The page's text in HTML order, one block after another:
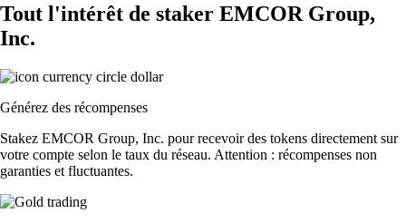
Tout l'intérêt de staker EMCOR Group,
Inc.
Générez des récompenses
Stakez EMCOR Group, Inc. pour recevoir des tokens directement sur
votre compte selon le taux du réseau. Attention : récompenses non
garanties et fluctuantes.